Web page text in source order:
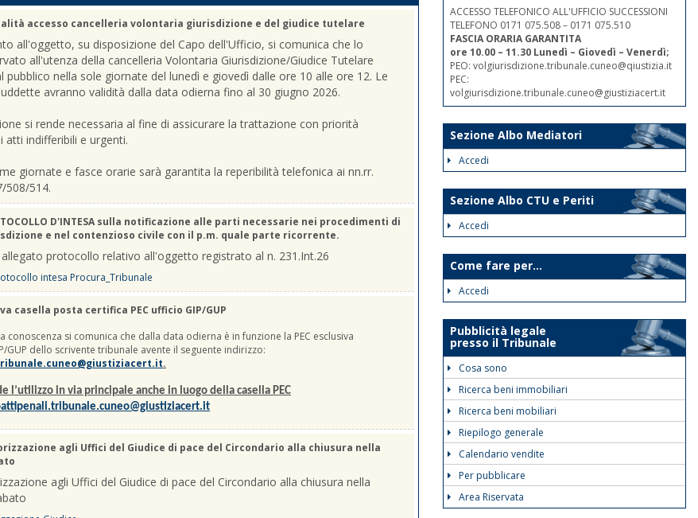
accesso cancelleria volontaria giurisdizione e del giudice tutelare
all'oggetto, su disposizione del Capo dell'Ufficio, si comunica che lo
all'utenza della cancelleria Volontaria Giurisdizione/Giudice Tutelare
pubblico nella sole giornate del lunedì e giovedì dalle ore 10 alle ore 12. Le
avranno validità dalla data odierna fino al 30 giugno 2026.
si rende necessaria al fine di assicurare la trattazione con priorità
atti indifferibili e urgenti.
giornate e fasce orarie sarà garantita la reperibilità telefonica ai nn.rr.
508/514.
D'INTESA sulla notificazione alle parti necessarie nei procedimenti di
e nel contenzioso civile con il p.m. quale parte ricorrente.
allegato protocollo relativo all'oggetto registrato al n. 231.Int.26
intesa Procura_Tribunale
casella posta certifica PEC ufficio GIP/GUP
conoscenza si comunica che dalla data odierna è in funzione la PEC esclusiva
GUP dello scrivente tribunale avente il seguente indirizzo:
.
l’utilizzo in via principale anche in luogo della casella PEC
agli Uffici del Giudice di pace del Circondario alla chiusura nella
agli Uffici del Giudice di pace del Circondario alla chiusura nella
ACCESSO TELEFONICO ALL'UFFICIO SUCCESSIONI
TELEFONO 0171 075.508 – 0171 075.510
FASCIA ORARIA GARANTITA
ore 10.00 – 11.30 Lunedì – Giovedì – Venerdì;
PEO: volgiurisdizione.tribunale.cuneo@qiustizia.it
PEC:
volgiurisdizione.tribunale.cuneo@giustiziacert.it
Sezione Albo Mediatori
Accedi
Sezione Albo CTU e Periti
Accedi
Come fare per...
Accedi
Pubblicità legale
presso il Tribunale
Cosa sono
Ricerca beni immobiliari
Ricerca beni mobiliari
Riepilogo generale
Calendario vendite
Per pubblicare
Area Riservata